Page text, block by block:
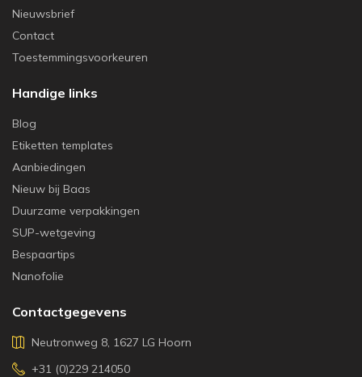
Nieuwsbrief
Contact
Toestemmingsvoorkeuren
Handige links
Blog
Etiketten templates
Aanbiedingen
Nieuw bij Baas
Duurzame verpakkingen
SUP-wetgeving
Bespaartips
Nanofolie
Contactgegevens
Neutronweg 8, 1627 LG Hoorn
+31 (0)229 214050